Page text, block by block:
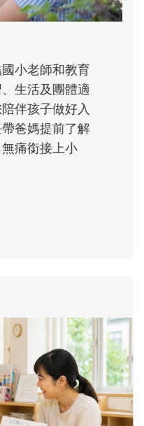
人│讀懂父親的
男人總是在一次
跟著孩子一起長
戲，到獨立自
能力養成。爸爸
孩子每個重要的